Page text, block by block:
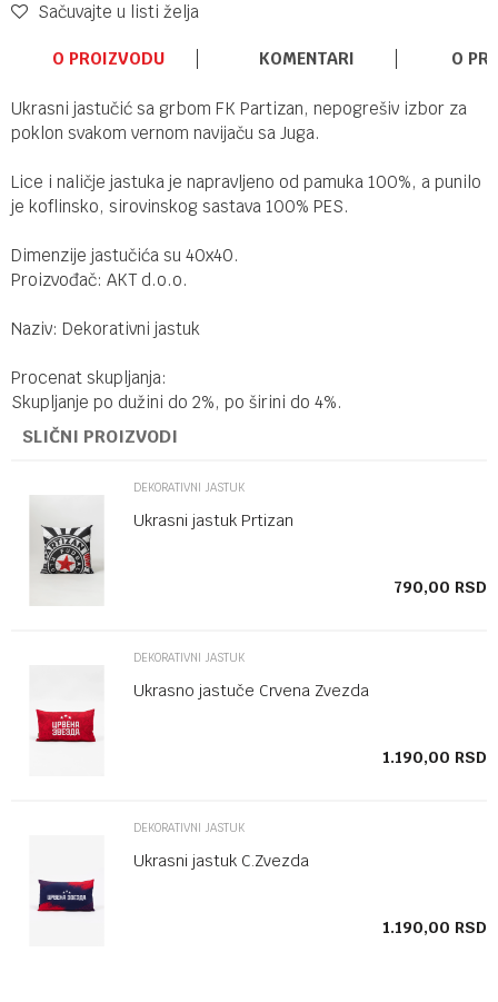
Sačuvajte u listi želja
O PROIZVODU KOMENTARI O
Ukrasni jastučić sa grbom FK Partizan, nepogrešiv izbor za
poklon svakom vernom navijaču sa Juga.
Lice i naličje jastuka je napravljeno od pamuka 100%, a punilo
je koflinsko, sirovinskog sastava 100% PES.
Dimenzije jastučića su 40x40.
Proizvođač: AKT d.o.o.
Naziv: Dekorativni jastuk
Procenat skupljanja:
Skupljanje po dužini do 2%, po širini do 4%.
SLIČNI PROIZVODI
DEKORATIVNI JASTUK
Ukrasni jastuk Prtizan
790,00 RSD
DEKORATIVNI JASTUK
Ukrasno jastuče Crvena Zvezda
1.190,00 RSD
DEKORATIVNI JASTUK
Ukrasni jastuk C.Zvezda
1.190,00 RSD